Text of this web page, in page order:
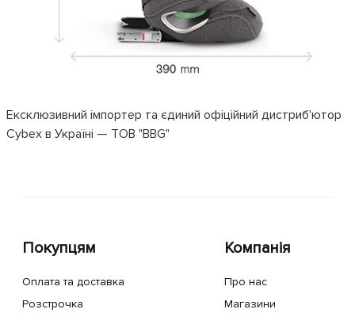
Ексклюзивний імпортер та єдиний офіційний дистриб'ютор
Cybex в Україні — ТОВ "BBG"
Покупцям
Оплата та доставка
Розстрочка
Компанія
Про нас
Магазини